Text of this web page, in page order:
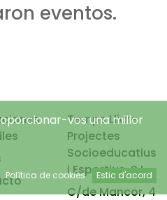
eventos.
Temps Lliure
Projectes
Socioeducatius
i Esportius, S.L.
C/de Mancor, 4
vos una millor
Política de cookies Estic d'acord